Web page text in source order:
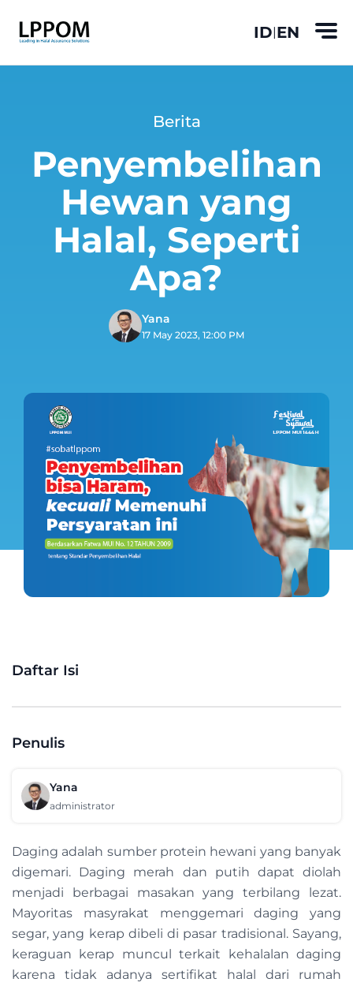
ID|EN
Berita
Penyembelihan
Hewan yang
Halal, Seperti
Apa?
Yana
17 May 2023, 12:00 PM
Daftar Isi
Penulis
Yana
administrator
Daging adalah sumber protein hewani yang banyak
digemari. Daging merah dan putih dapat diolah
menjadi berbagai masakan yang terbilang lezat.
Mayoritas masyrakat menggemari daging yang
segar, yang kerap dibeli di pasar tradisional. Sayang,
keraguan kerap muncul terkait kehalalan daging
karena tidak adanya sertifikat halal dari rumah